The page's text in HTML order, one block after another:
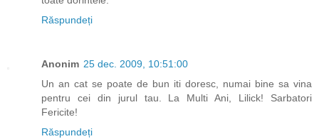
Răspundeți
Anonim 25 dec. 2009, 10:51:00
Un an cat se poate de bun iti doresc, numai bine sa vina
pentru cei din jurul tau. La Multi Ani, Lilick! Sarbatori
Fericite!
Răspundeți